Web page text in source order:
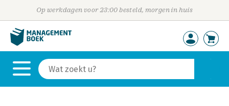
Op werkdagen voor 23:00 besteld, morgen in huis